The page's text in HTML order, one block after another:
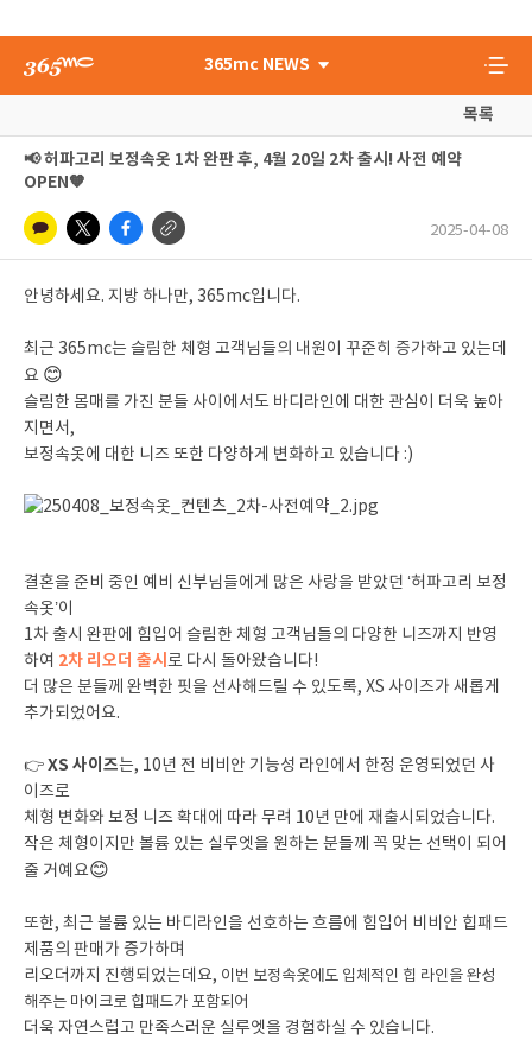
365mc NEWS
목록
📢 허파고리 보정속옷 1차 완판 후, 4월 20일 2차 출시! 사전 예약
OPEN🧡
2025-04-08
안녕하세요. 지방 하나만, 365mc입니다.
최근 365mc는 슬림한 체형 고객님들의 내원이 꾸준히 증가하고 있는데
요 😊
슬림한 몸매를 가진 분들 사이에서도 바디라인에 대한 관심이 더욱 높아
지면서,
보정속옷에 대한 니즈 또한 다양하게 변화하고 있습니다 :)
결혼을 준비 중인 예비 신부님들에게 많은 사랑을 받았던 ‘허파고리 보정
속옷’이
1차 출시 완판에 힘입어 슬림한 체형 고객님들의 다양한 니즈까지 반영
하여 2차 리오더 출시 로 다시 돌아왔습니다!
더 많은 분들께 완벽한 핏을 선사해드릴 수 있도록, XS 사이즈가 새롭게
추가되었어요.
👉XS 사이즈는, 10년 전 비비안 기능성 라인에서 한정 운영되었던 사
이즈로
체형 변화와 보정 니즈 확대에 따라 무려 10년 만에 재출시되었습니다.
작은 체형이지만 볼륨 있는 실루엣을 원하는 분들께 꼭 맞는 선택이 되어
줄 거예요😊
또한, 최근 볼륨 있는 바디라인을 선호하는 흐름에 힘입어 비비안 힙패드
제품의 판매가 증가하며
리오더까지 진행되었는데요, 이번 보정속옷에도 입체적인 힙 라인을 완성
해주는 마이크로 힙패드가 포함되어
더욱 자연스럽고 만족스러운 실루엣을 경험하실 수 있습니다.